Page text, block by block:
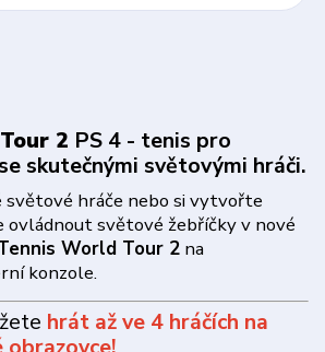
2 PS 4 - tenis pro
skutečnými světovými hráči.
světové hráče nebo si vytvořte
světové žebříčky v nové
World Tour 2 na
konzole.
hrát až ve 4 hráčích na